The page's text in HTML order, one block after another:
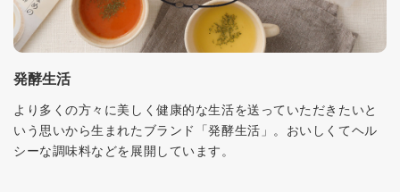
発酵生活
より多くの方々に美しく健康的な生活を送っていただきたいと
いう思いから生まれたブランド「発酵生活」。おいしくてヘル
シーな調味料などを展開しています。